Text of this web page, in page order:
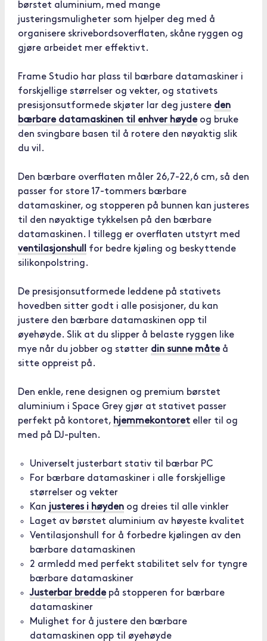
børstet aluminium, med mange
justeringsmuligheter som hjelper deg med å
organisere skrivebordsoverflaten, skåne ryggen og
gjøre arbeidet mer effektivt.
Frame Studio har plass til bærbare datamaskiner i
forskjellige størrelser og vekter, og stativets
presisjonsutformede skjøter lar deg justere den
bærbare datamaskinen til enhver høydeog bruke
den svingbare basen til å rotere den nøyaktig slik
du vil.
Den bærbare overflaten måler 26,7-22,6 cm, så den
passer for store 17-tommers bærbare
datamaskiner, og stopperen på bunnen kan justeres
til den nøyaktige tykkelsen på den bærbare
datamaskinen. I tillegg er overflaten utstyrt med
ventilasjonshull
for bedre kjøling og beskyttende
silikonpolstring.
De presisjonsutformede leddene på stativets
hovedben sitter godt i alle posisjoner, du kan
justere den bærbare datamaskinen opp til
øyehøyde. Slik at du slipper å belaste ryggen like
mye når du jobber og støtter din sunne måteå
sitte oppreist på.
Den enkle, rene designen og premium børstet
aluminium i Space Grey gjør at stativet passer
perfekt på kontoret, hjemmekontoret eller til og
med på DJ-pulten.
Universelt justerbart stativ til bærbar PC
For bærbare datamaskiner i alle forskjellige
størrelser og vekter
Kan justeres i høyden og dreies til alle vinkler
Laget av børstet aluminium av høyeste kvalitet
Ventilasjonshull for å forbedre kjølingen av den
bærbare datamaskinen
2 armledd med perfekt stabilitet selv for tyngre
bærbare datamaskiner
Justerbar breddepå stopperen for bærbare
datamaskiner
Mulighet for å justere den bærbare
datamaskinen opp til øyehøyde